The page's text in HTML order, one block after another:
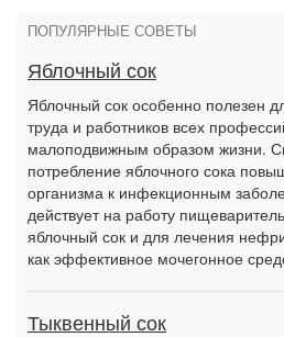
ПОПУЛЯРНЫЕ СОВЕТЫ
Яблочный сок
Яблочный сок особенно полезен
труда и работников всех
малоподвижным образом жизни.
потребление яблочного сока
организма к инфекционным
действует на работу
яблочный сок и для лечения
как эффективное мочегонное
Тыквенный сок